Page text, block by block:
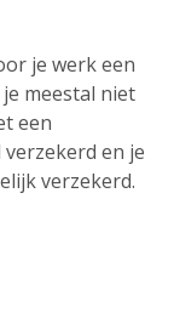
je werk een
meestal niet
een
en je
verzekerd.